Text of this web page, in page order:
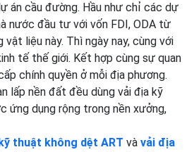
án cầu đường. Hầu như chỉ các dự
nước đầu tư với vốn FDI, ODA từ
liệu này. Thì ngày nay, cùng với
tế thế giới. Kết hợp cùng sự quan
chính quyền ở mỗi địa phương.
lấp nền đất đều dùng vải địa kỹ
ứng dụng rộng trong nền xưởng,
thuật không dệt ART và vải địa